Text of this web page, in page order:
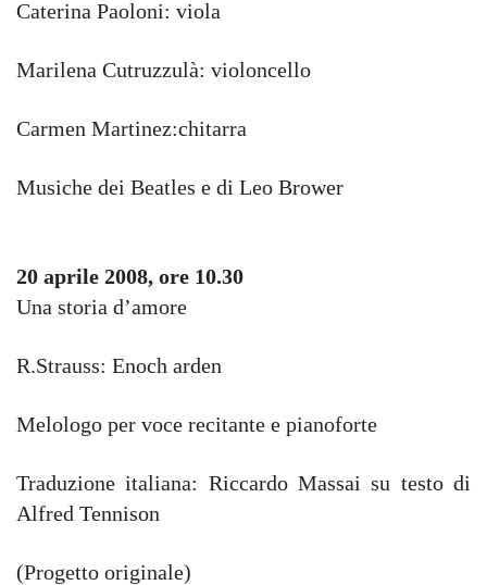
Caterina Paoloni: viola
Marilena Cutruzzulà: violoncello
Carmen Martinez:chitarra
Musiche dei Beatles e di Leo Brower
20 aprile 2008, ore 10.30
Una storia d’amore
R.Strauss: Enoch arden
Melologo per voce recitante e pianoforte
Traduzione italiana: Riccardo Massai su testo di
Alfred Tennison
(Progetto originale)